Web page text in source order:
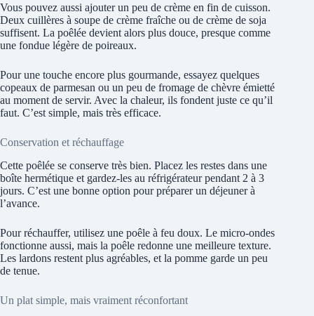
Vous pouvez aussi ajouter un peu de crème en fin de cuisson.
Deux cuillères à soupe de crème fraîche ou de crème de soja
suffisent. La poêlée devient alors plus douce, presque comme
une fondue légère de poireaux.
Pour une touche encore plus gourmande, essayez quelques
copeaux de parmesan ou un peu de fromage de chèvre émietté
au moment de servir. Avec la chaleur, ils fondent juste ce qu’il
faut. C’est simple, mais très efficace.
Conservation et réchauffage
Cette poêlée se conserve très bien. Placez les restes dans une
boîte hermétique et gardez-les au réfrigérateur pendant 2 à 3
jours. C’est une bonne option pour préparer un déjeuner à
l’avance.
Pour réchauffer, utilisez une poêle à feu doux. Le micro-ondes
fonctionne aussi, mais la poêle redonne une meilleure texture.
Les lardons restent plus agréables, et la pomme garde un peu
de tenue.
Un plat simple, mais vraiment réconfortant